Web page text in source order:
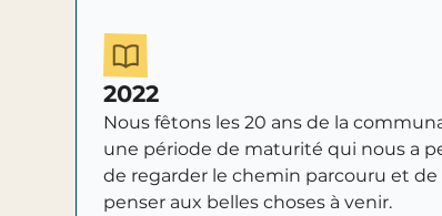
2022
Nous fêtons les 20 ans de la
une période de maturité qui nous a
de regarder le chemin parcouru et de
penser aux belles choses à venir.